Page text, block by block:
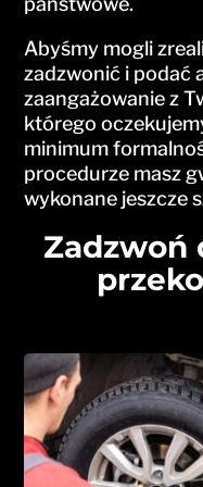
Abyśmy mogli
zadzwonić i podać
zaangażowanie z
którego
minimum
procedurze masz
wykonane jeszcze
Zadzwoń